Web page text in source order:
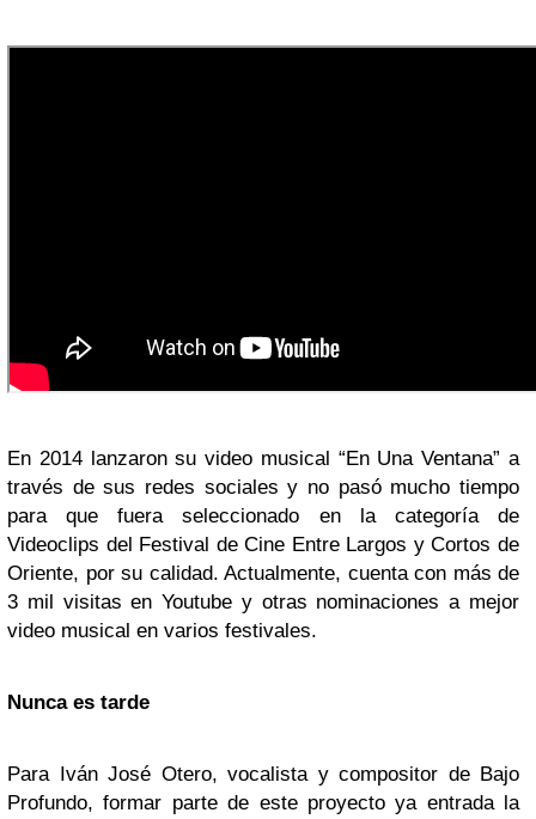
En 2014 lanzaron su video musical “En Una Ventana” a
través de sus redes sociales y no pasó mucho tiempo
para que fuera seleccionado en la categoría de
Videoclips del Festival de Cine Entre Largos y Cortos de
Oriente, por su calidad. Actualmente, cuenta con más de
3 mil visitas en Youtube y otras nominaciones a mejor
video musical en varios festivales.
Nunca es tarde
Para Iván José Otero, vocalista y compositor de Bajo
Profundo, formar parte de este proyecto ya entrada la